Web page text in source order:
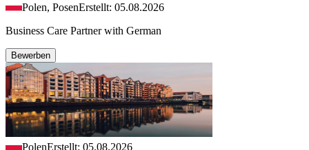
Polen, PosenErstellt: 05.08.2026
Business Care Partner with German
Bewerben
PolenErstellt: 05.08.2026